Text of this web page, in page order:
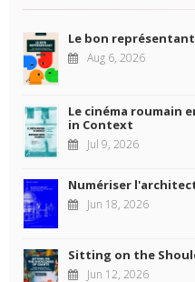
Le bon représentant
Aug 6, 2026
Le cinéma roumain
in Context
Jul 9, 2026
Numériser
Jun 18, 2026
Sitting on the
Jun 12, 2026